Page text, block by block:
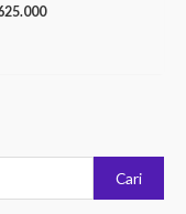
Cari